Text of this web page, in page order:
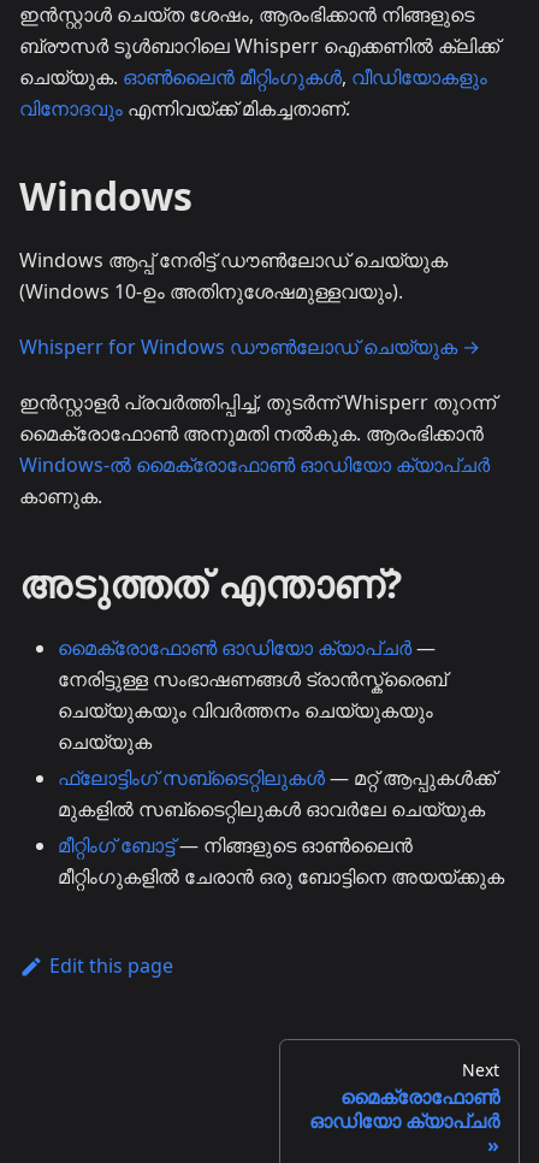
ഇൻസ്റ്റാൾ ചെയ്ത ശേഷം, ആരംഭിക്കാൻ നിങ്ങളുടെ
ബ്രൗസർ ടൂൾബാറിലെ Whisperr ഐക്കണിൽ ക്ലിക്ക്
ചെയ്യുക. ഓൺലൈൻ മീറ്റിംഗുകൾ, വീഡിയോകളും
വിനോദവും എന്നിവയ്ക്ക് മികച്ചതാണ്.
Windows
Windows ആപ്പ് നേരിട്ട് ഡൗൺലോഡ് ചെയ്യുക
(Windows 10-ഉം അതിനുശേഷമുള്ളവയും).
Whisperr for Windows ഡൗൺലോഡ് ചെയ്യുക →
ഇൻസ്റ്റാളർ പ്രവർത്തിപ്പിച്ച്, തുടർന്ന് Whisperr തുറന്ന്
മൈക്രോഫോൺ അനുമതി നൽകുക. ആരംഭിക്കാൻ
Windows-ൽ മൈക്രോഫോൺ ഓഡിയോ ക്യാപ്ചർ
കാണുക.
അടുത്തത് എന്താണ്?
മൈക്രോഫോൺ ഓഡിയോ ക്യാപ്ചർ—
നേരിട്ടുള്ള സംഭാഷണങ്ങൾ ട്രാൻസ്ക്രൈബ്
ചെയ്യുകയും വിവർത്തനം ചെയ്യുകയും
ചെയ്യുക
ഫ്ലോട്ടിംഗ് സബ്ടൈറ്റിലുകൾ— മറ്റ് ആപ്പുകൾക്ക്
മുകളിൽ സബ്ടൈറ്റിലുകൾ ഓവർലേ ചെയ്യുക
മീറ്റിംഗ് ബോട്ട്— നിങ്ങളുടെ ഓൺലൈൻ
മീറ്റിംഗുകളിൽ ചേരാൻ ഒരു ബോട്ടിനെ അയയ്ക്കുക
Edit this page
Next
മൈക്രോഫോൺ
ഓഡിയോ ക്യാപ്‌ചർ